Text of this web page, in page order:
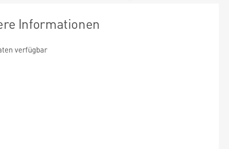
Informationen
verfügbar